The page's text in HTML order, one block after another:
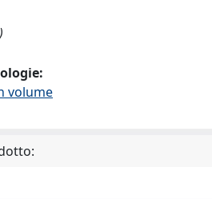
volume